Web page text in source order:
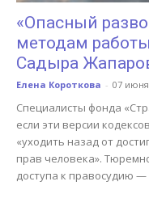
«Опасный
методам
Садыра
Елена Короткова - 07 июня
Специалисты фонда
если эти версии
«уходить назад от
прав человека».
доступа к правосудию